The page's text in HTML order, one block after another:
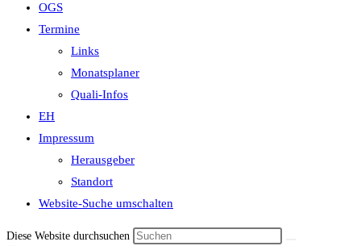
OGS
Termine
Links
Monatsplaner
Quali-Infos
EH
Impressum
Herausgeber
Standort
Website-Suche umschalten
Diese Website durchsuchen